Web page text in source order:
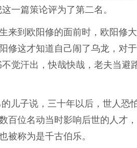
一篇策论评为了第二名。
来到欧阳修的面前时，欧阳修
这才知道自己闹了乌龙，对于
觉汗出，快哉快哉，老夫当避
儿子说，三十年以后，世人恐
位名动当时影响后世的人才，
被称为是千古伯乐。